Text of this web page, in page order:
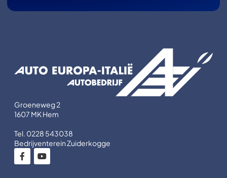
Groeneweg 2
1607 MK Hem
Tel. 0228 543038
Bedrijventerein Zuiderkogge